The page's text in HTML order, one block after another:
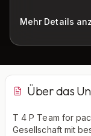
Mehr Details
Über das
T 4 P Team for
Gesellschaft mit